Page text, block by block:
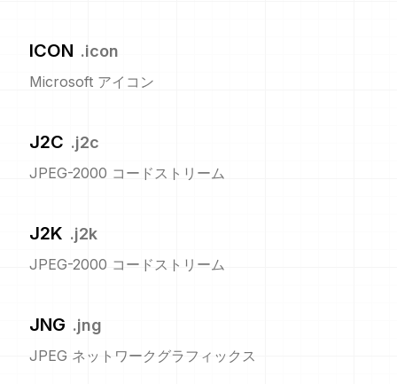
ICON .icon
Microsoft アイコン
J2C .j2c
JPEG-2000 コードストリーム
J2K .j2k
JPEG-2000 コードストリーム
JNG .jng
JPEG ネットワークグラフィックス